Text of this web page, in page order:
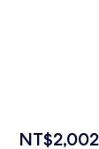
現
NT$2,002